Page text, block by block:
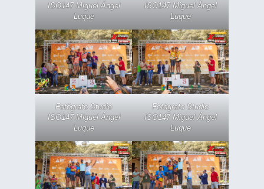
ISO147 Miguel Ángel
Luque
ISO147 Miguel Ángel
Luque
Fotógrafo Studio
ISO147 Miguel Ángel
Luque
Fotógrafo Studio
ISO147 Miguel Ángel
Luque